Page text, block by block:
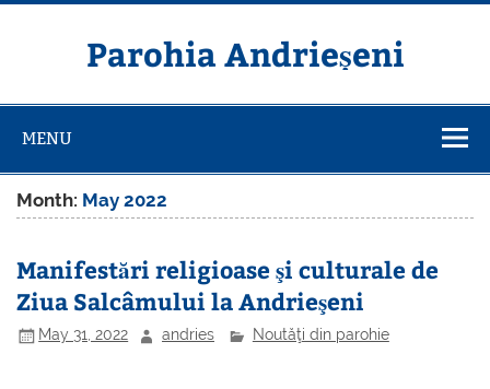
Skip
Parohia Andrieșeni
MENU
Month: May 2022
Manifestări religioase şi culturale de
Ziua Salcâmului la Andrieşeni
May 31, 2022 andries Noutăţi din parohie